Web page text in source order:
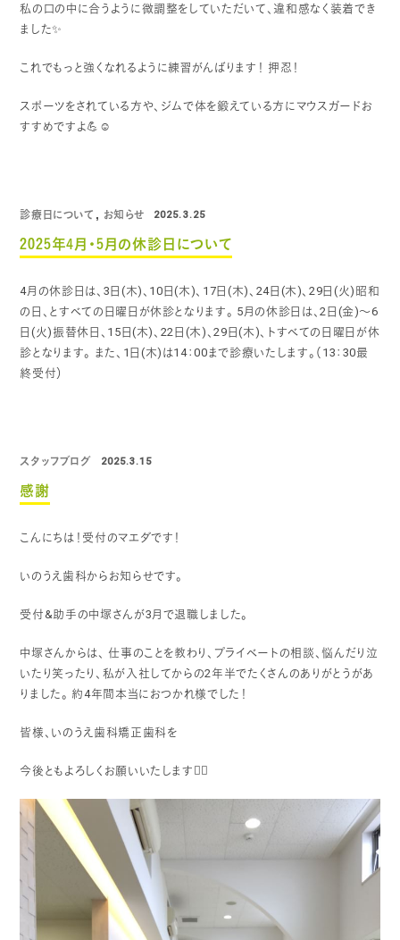
私の口の中に合うように微調整をしていただいて、違和感なく装着でき
ました✨
これでもっと強くなれるように練習がんばります！ 押忍！
スポーツをされている方や、ジムで体を鍛えている方にマウスガードお
すすめですよ💪☺️
診療日について お知らせ 2025.3.25
2025年4月・5月の休診日について
4月の休診日は、3日(木)、10日(木)、17日(木)、24日(木)、29日(火)昭和
の日、とすべての日曜日が休診となります。 5月の休診日は、2日(金)～6
日(火)振替休日、15日(木)、22日(木)、29日(木)、トすべての日曜日が休
診となります。 また、1日(木)は14：00まで診療いたします。（13：30最
終受付）
スタッフブログ 2025.3.15
感謝
こんにちは！受付のマエダです！
いのうえ歯科からお知らせです。
受付&助手の中塚さんが3月で退職しました。
中塚さんからは、 仕事のことを教わり、プライベートの相談、悩んだり泣
いたり笑ったり、私が入社してからの2年半でたくさんのありがとうがあ
りました。 約4年間本当におつかれ様でした！
皆様、いのうえ歯科矯正歯科を
今後ともよろしくお願いいたします🙇‍♀️